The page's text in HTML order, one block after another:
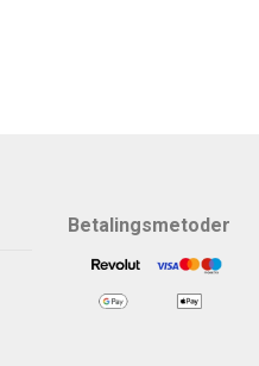
Betalingsmetoder